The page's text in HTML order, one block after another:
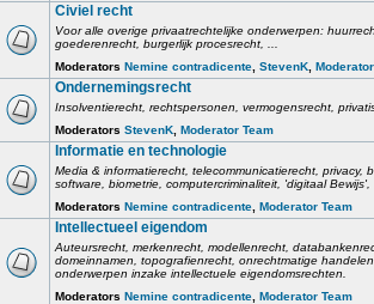
Civiel recht
Voor alle overige privaatrechtelijke onderwerpen:
goederenrecht, burgerlijk procesrecht, ...
Moderators Nemine contradicente StevenK
Ondernemingsrecht
Insolventierecht, rechtspersonen, vermogensrecht,
Moderators StevenK Moderator Team
Informatie en technologie
Media & informatierecht, telecommunicatierecht,
software, biometrie, computercriminaliteit, 'digitaal
Moderators Nemine contradicente Moderator Team
Intellectueel eigendom
Auteursrecht, merkenrecht, modellenrecht,
domeinnamen, topografienrecht, onrechtmatige
onderwerpen inzake intellectuele eigendomsrechten.
Moderators Nemine contradicente Moderator Team